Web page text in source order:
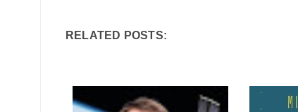
RELATED POSTS: